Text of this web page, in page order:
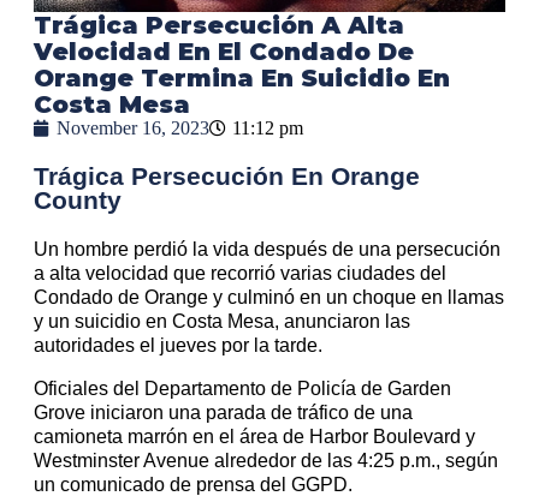
Trágica Persecución A Alta
Velocidad En El Condado De
Orange Termina En Suicidio En
Costa Mesa
November 16, 2023 11:12 pm
Trágica Persecución En Orange
County
Un hombre perdió la vida después de una persecución
a alta velocidad que recorrió varias ciudades del
Condado de Orange y culminó en un choque en llamas
y un suicidio en Costa Mesa, anunciaron las
autoridades el jueves por la tarde.
Oficiales del Departamento de Policía de Garden
Grove iniciaron una parada de tráfico de una
camioneta marrón en el área de Harbor Boulevard y
Westminster Avenue alrededor de las 4:25 p.m., según
un comunicado de prensa del GGPD.